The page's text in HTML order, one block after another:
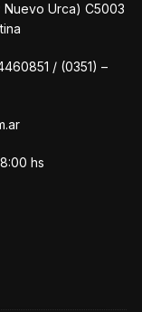
Nuevo Urca) C5003
/ (0351) –
hs